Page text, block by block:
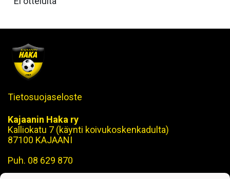
Tietosuojaseloste
Kajaanin Haka ry
Kalliokatu 7 (käynti koivukoskenkadulta)
87100 KAJAANI
Puh. 08 629 870